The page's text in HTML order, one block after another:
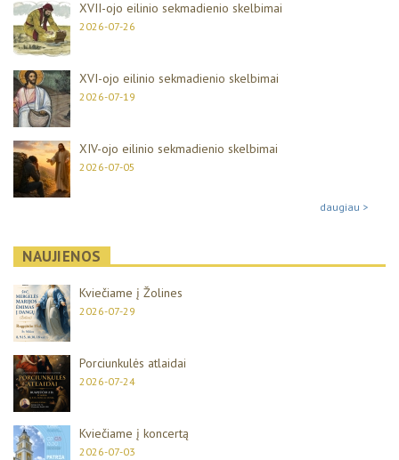
XVII-ojo eilinio sekmadienio skelbimai
2026-07-26
XVI-ojo eilinio sekmadienio skelbimai
2026-07-19
XIV-ojo eilinio sekmadienio skelbimai
2026-07-05
daugiau >
NAUJIENOS
Kviečiame į Žolines
2026-07-29
Porciunkulės atlaidai
2026-07-24
Kviečiame į koncertą
2026-07-03